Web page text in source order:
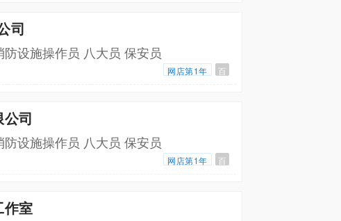
司
设施操作员 八大员 保安员
网店第1年 百
司
设施操作员 八大员 保安员
网店第1年 百
作室